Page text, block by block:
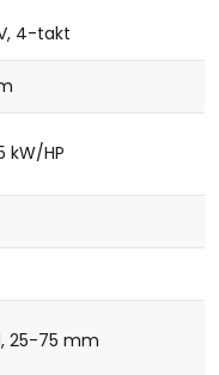
4-takt
kW/HP
25-75 mm